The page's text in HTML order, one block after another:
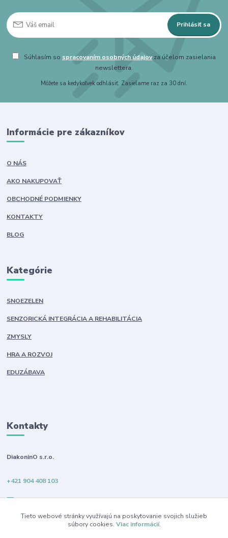
Prihlásiť sa
Súhlasím so spracovaním osobných údajovza účelom zasielania
newslettera.
Môžete sa kedykoľvek odhlásiť. Zasielame raz za 30 dní.
Informácie pre zákazníkov
O NÁS
AKO NAKUPOVAŤ
OBCHODNÉ PODMIENKY
KONTAKTY
BLOG
Kategórie
SNOEZELEN
SENZORICKÁ INTEGRÁCIA A REHABILITÁCIA
ZMYSLY
HRA A ROZVOJ
EDUZÁBAVA
Kontakty
DiakoninO s.r.o.
+421 904 408 103
info@diakonino.sk
Tieto webové stránky využívajú na poskytovanie svojich služieb
súbory cookies. Viac informácií.